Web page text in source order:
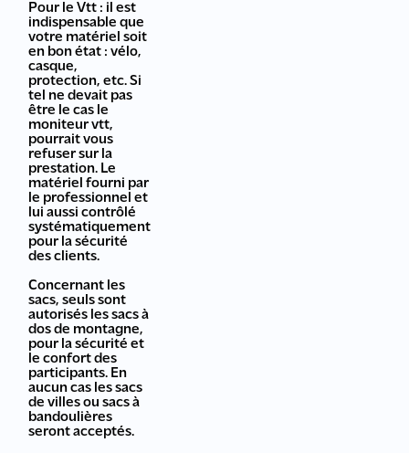
Pour le Vtt : il est
indispensable que
votre matériel soit
en bon état : vélo,
casque,
protection, etc. Si
tel ne devait pas
être le cas le
moniteur vtt,
pourrait vous
refuser sur la
prestation. Le
matériel fourni par
le professionnel et
lui aussi contrôlé
systématiquement
pour la sécurité
des clients.
Concernant les
sacs, seuls sont
autorisés les sacs à
dos de montagne,
pour la sécurité et
le confort des
participants. En
aucun cas les sacs
de villes ou sacs à
bandoulières
seront acceptés.